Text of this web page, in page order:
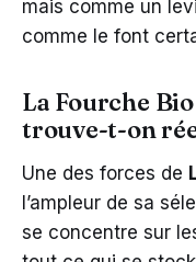
mais comme un
comme le font
La Fourche
trouve-t-on
Une des forces de
l’ampleur de sa
se concentre sur